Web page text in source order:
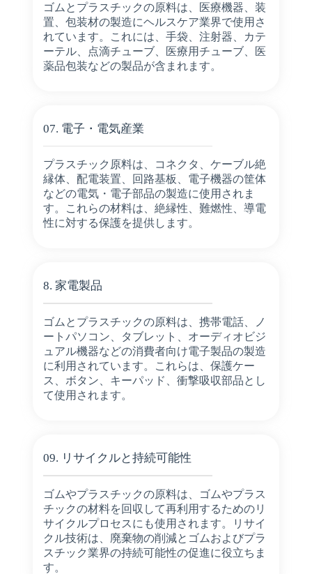
ゴムとプラスチックの原料は、医療機器、装
置、包装材の製造にヘルスケア業界で使用さ
れています。これには、手袋、注射器、カテ
ーテル、点滴チューブ、医療用チューブ、医
薬品包装などの製品が含まれます。
07. 電子・電気産業
プラスチック原料は、コネクタ、ケーブル絶
縁体、配電装置、回路基板、電子機器の筐体
などの電気・電子部品の製造に使用されま
す。これらの材料は、絶縁性、難燃性、導電
性に対する保護を提供します。
8. 家電製品
ゴムとプラスチックの原料は、携帯電話、ノ
ートパソコン、タブレット、オーディオビジ
ュアル機器などの消費者向け電子製品の製造
に利用されています。これらは、保護ケー
ス、ボタン、キーパッド、衝撃吸収部品とし
て使用されます。
09. リサイクルと持続可能性
ゴムやプラスチックの原料は、ゴムやプラス
チックの材料を回収して再利用するためのリ
サイクルプロセスにも使用されます。リサイ
クル技術は、廃棄物の削減とゴムおよびプラ
スチック業界の持続可能性の促進に役立ちま
す。